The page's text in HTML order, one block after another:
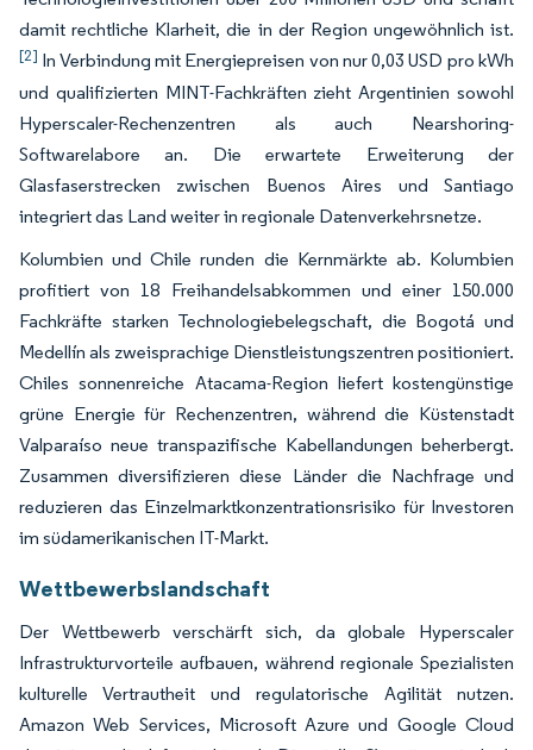
damit rechtliche Klarheit, die in der Region ungewöhnlich ist.
[2] In Verbindung mit Energiepreisen von nur 0,03 USD pro kWh
und qualifizierten MINT-Fachkräften zieht Argentinien sowohl
Hyperscaler-Rechenzentren als auch Nearshoring-
Softwarelabore an. Die erwartete Erweiterung der
Glasfaserstrecken zwischen Buenos Aires und Santiago
integriert das Land weiter in regionale Datenverkehrsnetze.
Kolumbien und Chile runden die Kernmärkte ab. Kolumbien
profitiert von 18 Freihandelsabkommen und einer 150.000
Fachkräfte starken Technologiebelegschaft, die Bogotá und
Medellín als zweisprachige Dienstleistungszentren positioniert.
Chiles sonnenreiche Atacama-Region liefert kostengünstige
grüne Energie für Rechenzentren, während die Küstenstadt
Valparaíso neue transpazifische Kabellandungen beherbergt.
Zusammen diversifizieren diese Länder die Nachfrage und
reduzieren das Einzelmarktkonzentrationsrisiko für Investoren
im südamerikanischen IT-Markt.
Wettbewerbslandschaft
Der Wettbewerb verschärft sich, da globale Hyperscaler
Infrastrukturvorteile aufbauen, während regionale Spezialisten
kulturelle Vertrautheit und regulatorische Agilität nutzen.
Amazon Web Services, Microsoft Azure und Google Cloud